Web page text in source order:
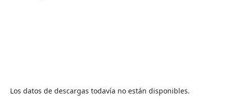
Los datos de descargas todavía no están disponibles.